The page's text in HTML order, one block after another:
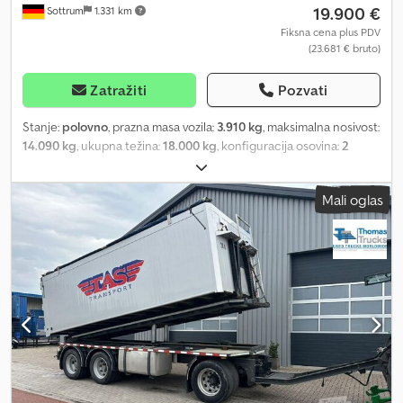
Sottrum 1.331 km 19.900 €
Fiksna cena plus PDV
(23.681 € bruto)
Zatražiti Pozvati
Stanje: polovno, prazna masa vozila: 3.910 kg, maksimalna nosivost:
14.090 kg, ukupna težina:18.000 kg, konfiguracija osovina:2
08/2013, zapremina tovarnog prostora:
30 m³, tip prenosa:ostalo, kabina vozača:ostalo, Oprema:ABS, *
Nemačko vozilo * Prva ruka * Kompletna dokumentacija sa svim
izveštajima o ispitivanjima dostupna * 30m³, 3 komore Dcsdpfx
Aezinhljglek * Pogodno za sva žitarska brašna, prahaste i rasute
materijale * Istovar kroz pod * 3 gornja poklopca * Unutrašnja
inspekcija rezervoara do 04-2028 * Spoljašnja inspekcija
rezervoara do 04-2027 * Aluminijumska nadogradnja rezervoara *
Sigurnosna rešetka za hodanje * Sigurnosna aluminijumska
makazasta ograda * Radni pritisak -0,5/2,0 bara * Vazdušno
vešanje * BPW osovine sa disk kočnicama * Aluminijumske felne *
ABS/EBS * Dozvoljena ukupna masa 18.000 kg * Masa praznog
vozila 3.910 kg * Nosivost 14.070 kg Ukoliko želite novi tehnički
Mali oglas